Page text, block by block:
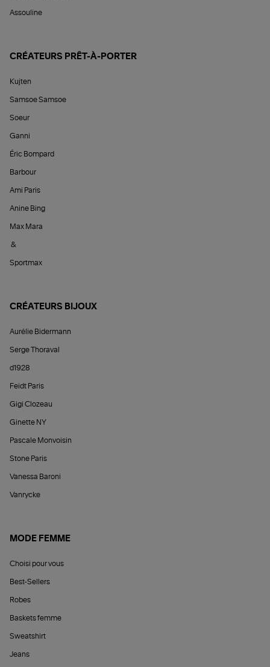
Assouline
CRÉATEURS PRÊT-À-PORTER
Kujten
Samsoe Samsoe
Soeur
Ganni
Éric Bompard
Barbour
Ami Paris
Anine Bing
Max Mara
&
Sportmax
CRÉATEURS BIJOUX
Aurélie Bidermann
Serge Thoraval
d1928
Feidt Paris
Gigi Clozeau
Ginette NY
Pascale Monvoisin
Stone Paris
Vanessa Baroni
Vanrycke
MODE FEMME
Choisi pour vous
Best-Sellers
Robes
Baskets femme
Sweatshirt
Jeans